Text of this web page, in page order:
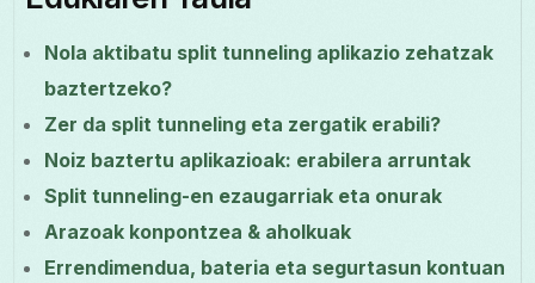
Nola aktibatu split tunneling aplikazio zehatzak
baztertzeko?
Zer da split tunneling eta zergatik erabili?
Noiz baztertu aplikazioak: erabilera arruntak
Split tunneling-en ezaugarriak eta onurak
Arazoak konpontzea & aholkuak
Errendimendua, bateria eta segurtasun kontuan